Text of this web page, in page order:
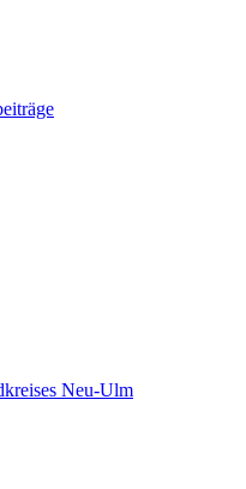
Neu-Ulm